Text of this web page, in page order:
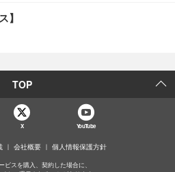
】
TOP
X YouTube
会社概要 個人情報保護方針
ビスを購入、契約した場合に、